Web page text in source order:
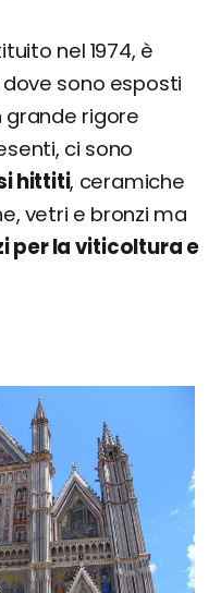
nel 1974, è
sono esposti
grande rigore
ci sono
hittiti, ceramiche
vetri e bronzi ma
per la viticoltura e